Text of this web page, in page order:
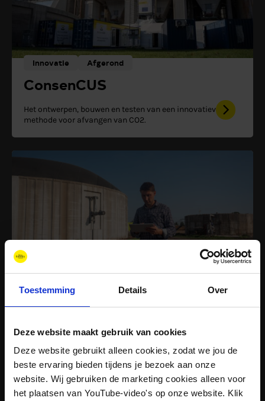
Toestemming Details Over
Deze website maakt gebruik van cookies
Deze website gebruikt alleen cookies, zodat we jou de
beste ervaring bieden tijdens je bezoek aan onze
website. Wij gebruiken de marketing cookies alleen voor
het plaatsen van YouTube-video's op onze website. Klik
Innovatie Afgerond
ConsenCUS
Het ontwerpen, bouwen en testen van een innovatieve
methode voor afvangen van CO2.
Super P2G
energiesystemen, sectorale integratie en lokale en
regionale ontwikkeling.